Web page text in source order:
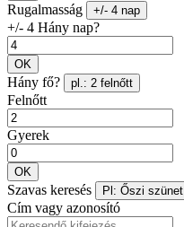
Rugalmasság +/- 4 nap
+/- 4 Hány nap?
OK
Hány fő? pl.: 2 felnőtt
Felnőtt
Gyerek
OK
Szavas keresés Pl: Őszi szünet
Cím vagy azonosító